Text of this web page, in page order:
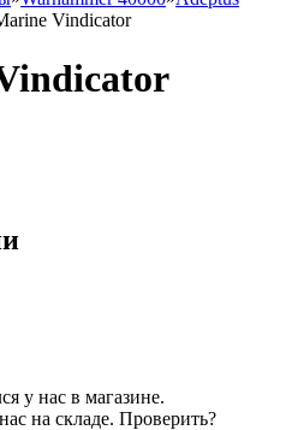
Vindicator
у нас в магазине.
на складе. Проверить?